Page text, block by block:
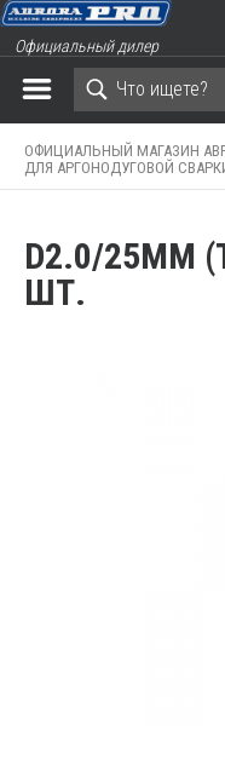
Официальный дилер
ОФИЦИАЛЬНЫЙ МАГАЗИН
ДЛЯ АРГОНОДУГОВОЙ
D2.0/25ММ
ШТ.